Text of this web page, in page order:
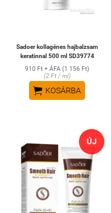
Sadoer kollagénes hajbalzsam
keratinnal 500 ml SD39774
910 Ft + ÁFA (1 156 Ft)
(2 Ft / ml)
 KOSÁRBA
ÚJ